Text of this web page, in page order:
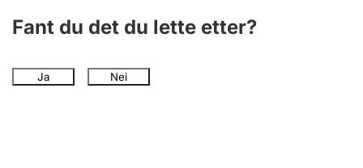
Fant du det du lette etter?
Ja Nei